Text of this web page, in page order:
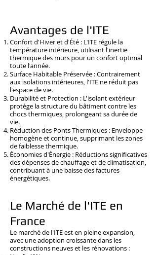
Avantages de l'ITE
Confort d'Hiver et d'Été : L'ITE régule la
température intérieure, utilisant l'inertie
thermique des murs pour un confort optimal
toute l'année.
Surface Habitable Préservée : Contrairement
aux isolations intérieures, l'ITE ne réduit pas
l'espace de vie.
Durabilité et Protection : L'isolant extérieur
protège la structure du bâtiment contre les
chocs thermiques, prolongeant sa durée de
vie.
Réduction des Ponts Thermiques : Enveloppe
homogène et continue, supprimant les zones
de faiblesse thermique.
Économies d'Énergie : Réductions significatives
des dépenses de chauffage et de climatisation,
contribuant à une baisse des factures
énergétiques.
Le Marché de l'ITE en
France
Le marché de l'ITE est en pleine expansion,
avec une adoption croissante dans les
constructions neuves et les rénovations :